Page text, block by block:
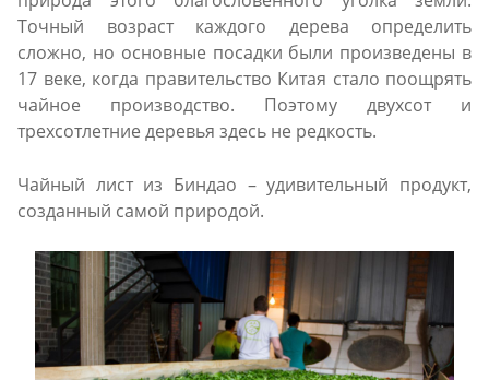
Точный возраст каждого дерева определить
сложно, но основные посадки были произведены в
17 веке, когда правительство Китая стало поощрять
чайное производство. Поэтому двухсот и
трехсотлетние деревья здесь не редкость.
Чайный лист из Биндао – удивительный продукт,
созданный самой природой.